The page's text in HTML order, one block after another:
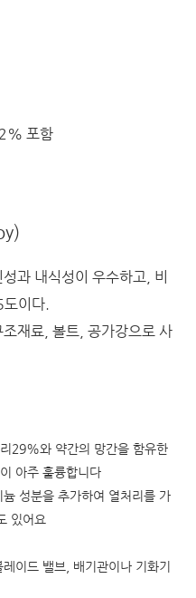
포함
과 내식성이 우수하고, 비
이다.
재료, 볼트, 공가강으로 사
29%와 약간의 망간을 함유한
아주 훌륭합니다
성분을 추가하여 열처리를 가
있어요
이드 밸브, 배기관이나 기화기